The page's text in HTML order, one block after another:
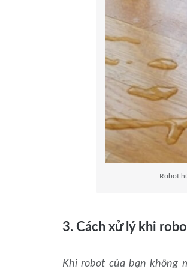
Robot
3. Cách xử lý khi
Khi robot của bạn không